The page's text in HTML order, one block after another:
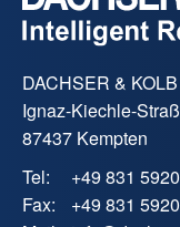
DACHSER & KOLB
Ignaz-Kiechle-
87437 Kempten
Tel:
+49 831
Fax:
+49 831